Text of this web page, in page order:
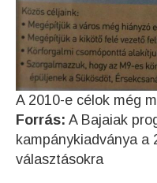
A 2010-e célok még
Forrás: A Bajaiak
kampánykiadványa a
választásokra